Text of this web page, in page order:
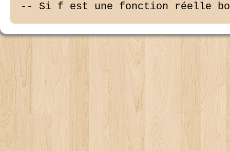
-- Si f est une fonction réelle